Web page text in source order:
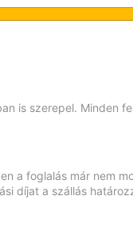
is szerepel. Minden
a foglalás már nem
díjat a szállás